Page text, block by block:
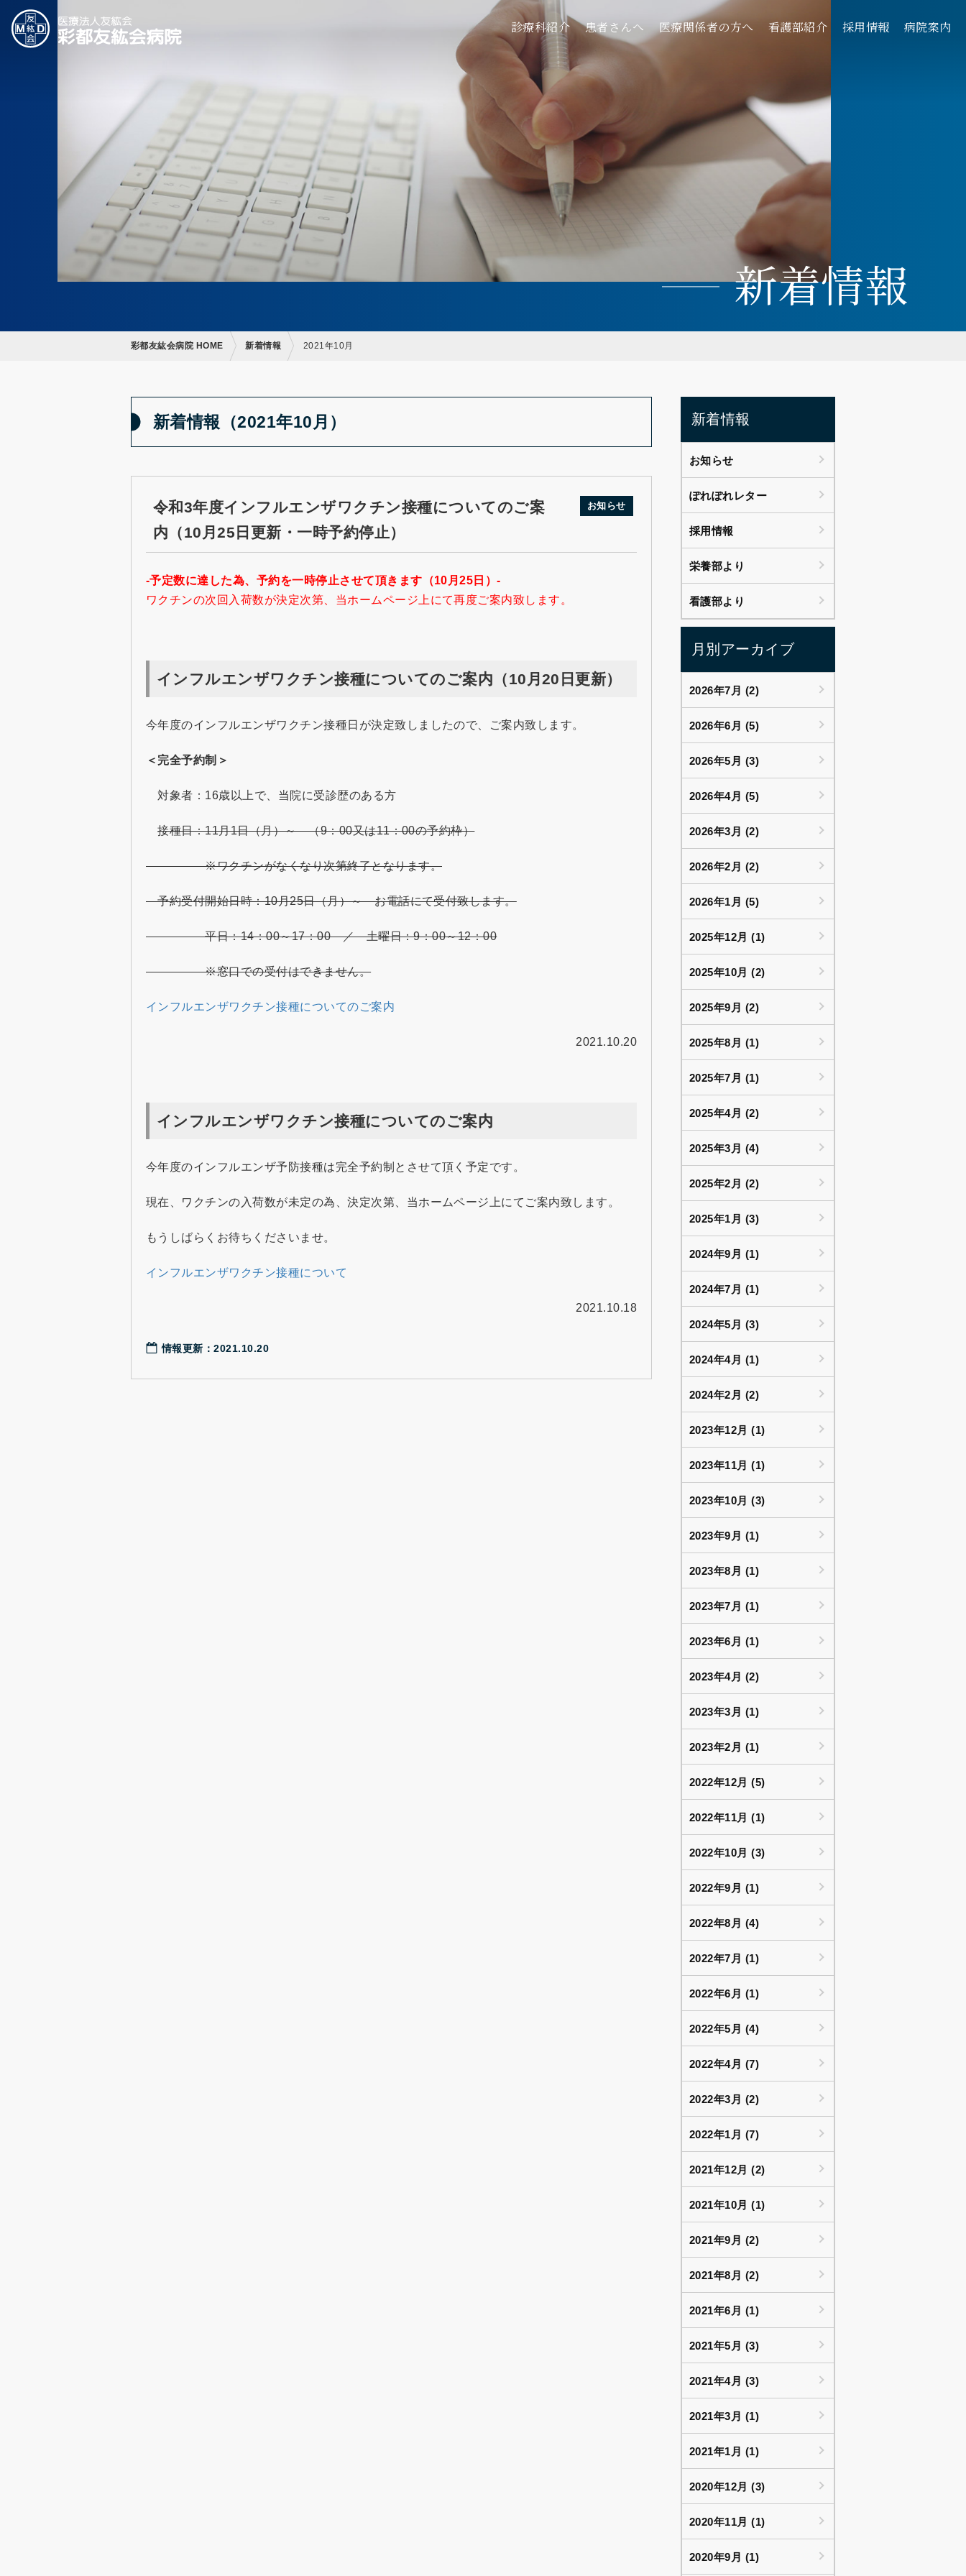
診療科紹介 患者さんへ 医療関係者の方へ 看護部紹介 採用情報 病院案内
新着情報
彩都友紘会病院 HOME 新着情報 2021年10月
新着情報（2021年10月）
お知らせ
令和3年度インフルエンザワクチン接種についてのご案
内（10月25日更新・一時予約停止）
-予定数に達した為、予約を一時停止させて頂きます（10月25日）-
ワクチンの次回入荷数が決定次第、当ホームページ上にて再度ご案内致します。
インフルエンザワクチン接種についてのご案内（10月20日更新）
今年度のインフルエンザワクチン接種日が決定致しましたので、ご案内致します。
＜完全予約制＞
対象者：16歳以上で、当院に受診歴のある方
接種日：11月1日（月）～ （9：00又は11：00の予約枠）
※ワクチンがなくなり次第終了となります。
予約受付開始日時：10月25日（月）～ お電話にて受付致します。
平日：14：00～17：00 ／ 土曜日：9：00～12：00
※窓口での受付はできません。
インフルエンザワクチン接種についてのご案内
2021.10.20
インフルエンザワクチン接種についてのご案内
今年度のインフルエンザ予防接種は完全予約制とさせて頂く予定です。
現在、ワクチンの入荷数が未定の為、決定次第、当ホームページ上にてご案内致します。
もうしばらくお待ちくださいませ。
インフルエンザワクチン接種について
2021.10.18
情報更新：2021.10.20
新着情報
お知らせ
ぽれぽれレター
採用情報
栄養部より
看護部より
月別アーカイブ
2026年7月 (2)
2026年6月 (5)
2026年5月 (3)
2026年4月 (5)
2026年3月 (2)
2026年2月 (2)
2026年1月 (5)
2025年12月 (1)
2025年10月 (2)
2025年9月 (2)
2025年8月 (1)
2025年7月 (1)
2025年4月 (2)
2025年3月 (4)
2025年2月 (2)
2025年1月 (3)
2024年9月 (1)
2024年7月 (1)
2024年5月 (3)
2024年4月 (1)
2024年2月 (2)
2023年12月 (1)
2023年11月 (1)
2023年10月 (3)
2023年9月 (1)
2023年8月 (1)
2023年7月 (1)
2023年6月 (1)
2023年4月 (2)
2023年3月 (1)
2023年2月 (1)
2022年12月 (5)
2022年11月 (1)
2022年10月 (3)
2022年9月 (1)
2022年8月 (4)
2022年7月 (1)
2022年6月 (1)
2022年5月 (4)
2022年4月 (7)
2022年3月 (2)
2022年1月 (7)
2021年12月 (2)
2021年10月 (1)
2021年9月 (2)
2021年8月 (2)
2021年6月 (1)
2021年5月 (3)
2021年4月 (3)
2021年3月 (1)
2021年1月 (1)
2020年12月 (3)
2020年11月 (1)
2020年9月 (1)